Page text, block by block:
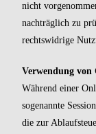
nicht
nachträglich zu
rechtswidrige
Verwendung von
Während einer
sogenannte
die zur